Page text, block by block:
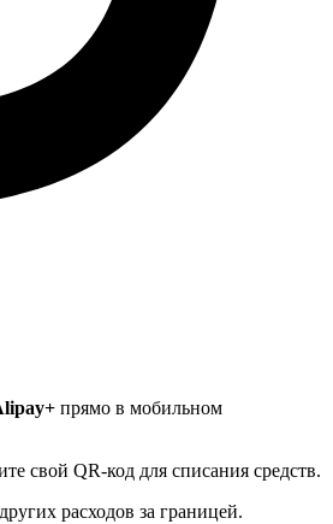
прямо в мобильном
свой QR-код для списания средств.
расходов за границей.